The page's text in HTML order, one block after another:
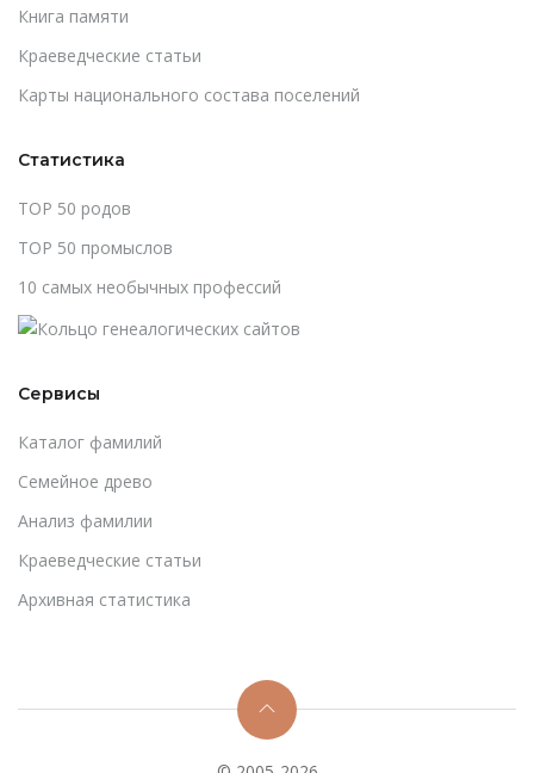
Книга памяти
Краеведческие статьи
Карты национального состава поселений
Статистика
TOP 50 родов
TOP 50 промыслов
10 самых необычных профессий
Сервисы
Каталог фамилий
Cемейное древо
Анализ фамилии
Краеведческие статьи
Архивная статистика